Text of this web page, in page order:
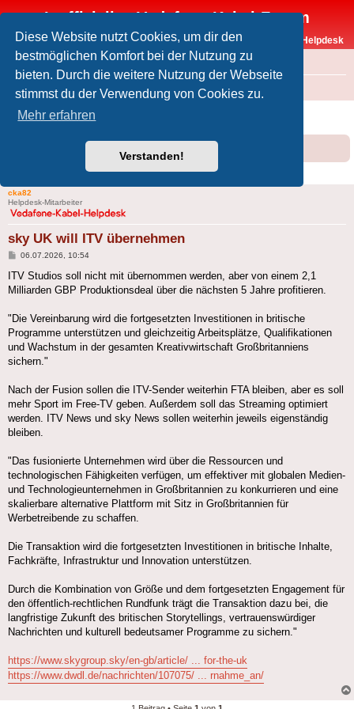
Diese Website nutzt Cookies, um dir den
bestmöglichen Komfort bei der Nutzung zu
bieten. Durch die weitere Nutzung der Webseite
stimmst du der Verwendung von Cookies zu.
Mehr erfahren
Verstanden!
Inoffizielles Vodafone-Kabel-Forum
Vodafone-Kabel-Helpdesk
FAQ
Foren-Übersicht Offtopic
sky UK will ITV übernehmen
1 Beitrag • Seite1von
cka82
Helpdesk-Mitarbeiter
sky UK will ITV übernehmen
Beitrag
06.07.2026, 10:54
ITV Studios soll nicht mit übernommen werden, aber von einem 2,1
Milliarden GBP Produktionsdeal über die nächsten 5 Jahre profitieren.
"Die Vereinbarung wird die fortgesetzten Investitionen in britische
Programme unterstützen und gleichzeitig Arbeitsplätze, Qualifikationen
und Wachstum in der gesamten Kreativwirtschaft Großbritanniens
sichern."
Nach der Fusion sollen die ITV-Sender weiterhin FTA bleiben, aber es soll
mehr Sport im Free-TV geben. Außerdem soll das Streaming optimiert
werden. ITV News und sky News sollen weiterhin jeweils eigenständig
bleiben.
"Das fusionierte Unternehmen wird über die Ressourcen und
technologischen Fähigkeiten verfügen, um effektiver mit globalen Medien-
und Technologieunternehmen in Großbritannien zu konkurrieren und eine
skalierbare alternative Plattform mit Sitz in Großbritannien für
Werbetreibende zu schaffen.
Die Transaktion wird die fortgesetzten Investitionen in britische Inhalte,
Fachkräfte, Infrastruktur und Innovation unterstützen.
Durch die Kombination von Größe und dem fortgesetzten Engagement für
den öffentlich-rechtlichen Rundfunk trägt die Transaktion dazu bei, die
langfristige Zukunft des britischen Storytellings, vertrauenswürdiger
Nachrichten und kulturell bedeutsamer Programme zu sichern."
https://www.skygroup.sky/en-gb/article/ ... for-the-uk
https://www.dwdl.de/nachrichten/107075/ ... rnahme_an/